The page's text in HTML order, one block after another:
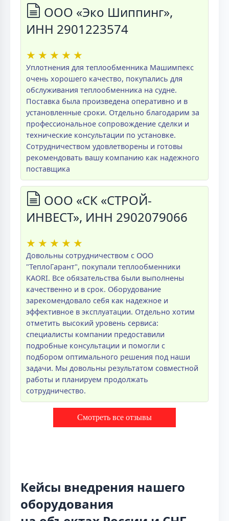
ООО «Эко Шиппинг»,
ИНН 2901223574
★ ★ ★ ★ ★
Уплотнения для теплообменника Машимпекс
очень хорошего качество, покупались для
обслуживания теплообменника на судне.
Поставка была произведена оперативно и в
установленные сроки. Отдельно благодарим за
профессиональное сопровождение сделки и
технические консультации по установке.
Сотрудничеством удовлетворены и готовы
рекомендовать вашу компанию как надежного
поставщика
ООО «СК «СТРОЙ-
ИНВЕСТ», ИНН 2902079066
★ ★ ★ ★ ★
Довольны сотрудничеством с ООО
"ТеплоГарант", покупали теплообменники
KAORI. Все обязательства были выполнены
качественно и в срок. Оборудование
зарекомендовало себя как надежное и
эффективное в эксплуатации. Отдельно хотим
отметить высокий уровень сервиса:
специалисты компании предоставили
подробные консультации и помогли с
подбором оптимального решения под наши
задачи. Мы довольны результатом совместной
работы и планируем продолжать
сотрудничество.
Смотреть все отзывы
Кейсы внедрения нашего
оборудования